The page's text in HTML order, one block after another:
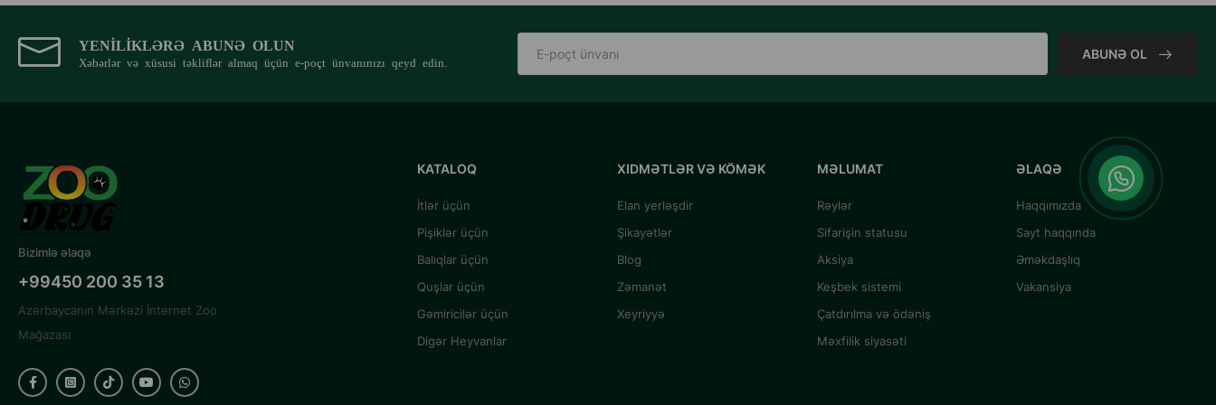
YENILIKLƏRƏ ABUNƏ OLUN
Xəbərlər və xüsusi təkliflər almaq üçün e-poçt ünvanınızı qeyd edin.
ABUNƏ OL
Bizimlə əlaqə
+99450 200 35 13
Azərbaycanın Mərkəzi İnternet Zoo
Mağazası
KATALOQ
İtlər üçün
Pişiklər üçün
Balıqlar üçün
Quşlar üçün
Gəmiricilər üçün
Digər Heyvanlar
XIDMƏTLƏR VƏ KÖMƏK
Elan yerləşdir
Şikayətlər
Blog
Zəmanət
Xeyriyyə
MƏLUMAT
Rəylər
Sifarişin statusu
Aksiya
Keşbek sistemi
Çatdırılma və ödəniş
Məxfilik siyasəti
ƏLAQƏ
Haqqımızda
Sayt haqqında
Əməkdaşlıq
Vakansiya